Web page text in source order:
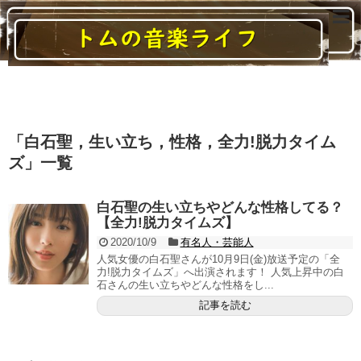
「 白石聖，生い立ち，性格，全力!脱力タイム
ズ」 一覧
白石聖の生い立ちやどんな性格してる？
【全力!脱力タイムズ】
2020/10/9
有名人・芸能人
人気女優の白石聖さんが10月9日(金)放送予定の「全
力!脱力タイムズ」へ出演されます！ 人気上昇中の白
石さんの生い立ちやどんな性格をし...
記事を読む